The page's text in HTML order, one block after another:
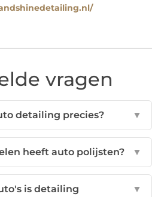
vragen
detailing precies? ▼
heeft auto polijsten? ▼
is detailing
▼